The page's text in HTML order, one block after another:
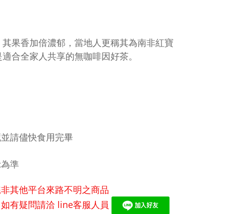
果香加倍濃郁，當地人更稱其為南非紅寶
合全家人共享的無咖啡因好茶。
請儘快食用完畢
準
其他平台來路不明之商品
有疑問請洽 line客服人員